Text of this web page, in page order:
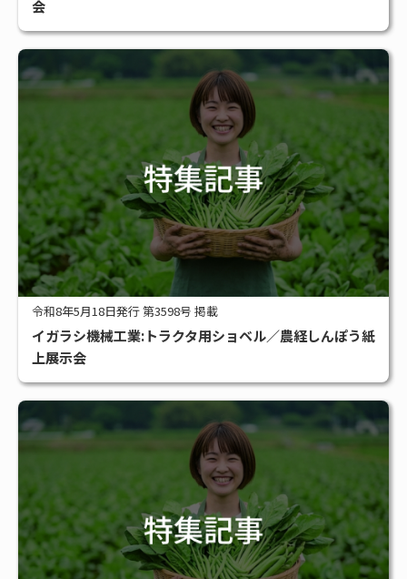
会
令和8年5月18日発行 第3598号 掲載
イガラシ機械工業:トラクタ用ショベル／農経しんぽう紙
上展示会